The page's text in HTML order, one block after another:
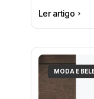
Ler artigo
MODA E